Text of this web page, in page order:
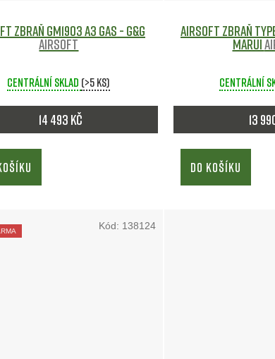
r
d
u
k
t
zbraň GM1903 A3 gas - G&G
Airsoft
Centrální sklad (>5 ks)
14 493 Kč
Airsoft zbraň
Marui
Centrální
13
DO KOŠÍKU
Kód: 138124